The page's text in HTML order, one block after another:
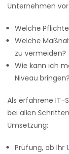
Unternehmen
Welche
Welche
zu vermeiden?
Wie kann ich
Niveau bringen?
Als erfahrene IT-
bei allen
Umsetzung:
Prüfung, ob Ihr